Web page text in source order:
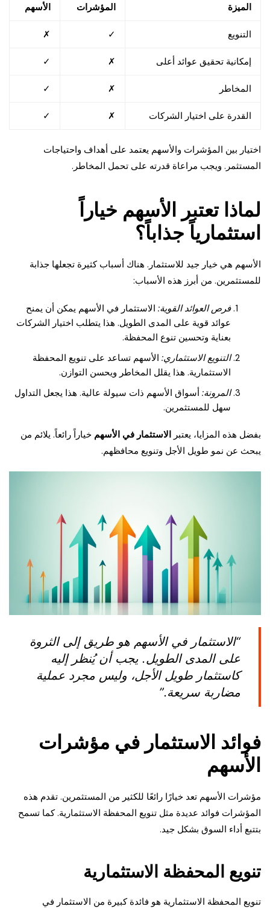
الميزة المؤشرات الأسهم
التنويع ✓
✗
إمكانية تحقيق عوائد أعلى ✗
✓
المخاطر ✗
✓
القدرة على اختيار الشركات ✗
✓
اختيار بين المؤشرات والأسهم يعتمد على أهداف واحتياجات
المستثمر. ويجب مراعاة قدرته على تحمل المخاطر.
لماذا تعتبر الأسهم خياراً
استثمارياً جذاباً؟
الأسهم هي خيار جيد للاستثمار. هناك أسباب كثيرة تجعلها جذابة
للمستثمرين. من أبرز هذه الأسباب:
فرص العوائد القوية: الاستثمار في الأسهم يمكن أن يمنح
عوائد قوية على المدى الطويل. هذا يتطلب اختيار الشركات
بعناية وتحسين تنوع المحفظة.
التنويع الاستثماري: الأسهم تساعد على تنويع المحفظة
الاستثمارية. هذا يقلل المخاطر ويحسن التوازن.
المرونة: أسواق الأسهم ذات سيولة عالية. هذا يجعل التداول
سهل للمستثمرين.
بفضل هذه المزايا، يعتبر الاستثمار في الأسهم خياراً رائعاً. يلائم من
يبحث عن نمو طويل الأجل وتنويع محافظهم.
“الاستثمار في الأسهم هو طريق إلى الثروة
على المدى الطويل. يجب أن يُنظر إليه
كاستثمار طويل الأجل، وليس مجرد عملية
مضاربة سريعة.”
فوائد الاستثمار في مؤشرات
الأسهم
مؤشرات الأسهم تعد خيارًا رائعًا للكثير من المستثمرين. تقدم هذه
المؤشرات فوائد عديدة مثل تنويع المحفظة الاستثمارية. كما تسمح
بتتبع أداء السوق بشكل جيد.
تنويع المحفظة الاستثمارية
تنويع المحفظة الاستثمارية هو فائدة كبيرة من الاستثمار في